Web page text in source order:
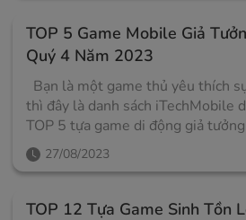
nhé! Hello Kitty Island iOS Hãy bắt đầu danh sách
ngày hôm nay với một cái tên
vừa ra mắt trên điện thoại thông
Trò chơi này là sản phẩm mới
và sẽ được phát hành độc quyền
Arcade. Hello Kitty Island là một game phiêu lưu
thế giới mở kết hợp các yếu tố giải
bạn sẽ trở thành những nhân vật
v.v. để khám phá một hòn đảo
TOP 5 Game Mobile Giả
Quý 4 Năm 2023
Bạn là một game thủ yêu thích
thì đây là danh sách iTechMobile
TOP 5 tựa game di động giả
ra mắt vào quý 4/2023. Planet:
Reboot là một game di động giả
tất giai đoạn beta sắp tới, trò chơi
27/08/2023
TOP 12 Tựa Game Sinh Tồn